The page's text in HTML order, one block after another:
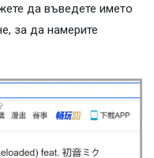
да въведете името
за да намерите